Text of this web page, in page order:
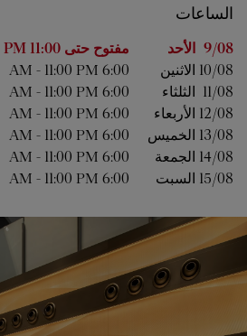
الساعات
اليوم من الأسبوع الساعات 9/08 الأحد مفتوح حتى 11:00 PM
10/08 الاثنين 6:00 AM
- 11:00 PM
11/08 الثلثاء 6:00 AM
- 11:00 PM
12/08 الأربعاء 6:00 AM
- 11:00 PM
13/08 الخميس 6:00 AM
- 11:00 PM
14/08 الجمعة 6:00 AM
- 11:00 PM
15/08 السبت 6:00 AM
- 11:00 PM